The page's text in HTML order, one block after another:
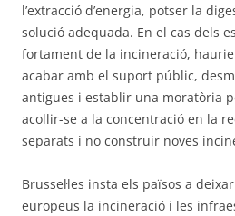
l’extracció d’energia, potser la
solució adequada. En el cas dels
fortament de la incineració,
acabar amb el suport públic,
antigues i establir una moratòria
acollir-se a la concentració en la
separats i no construir noves
Brussel·les insta els països a
europeus la incineració i les